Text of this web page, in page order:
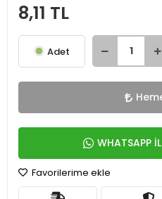
8,11 TL
Adet
WHATSAPP
Favorilerime ekle